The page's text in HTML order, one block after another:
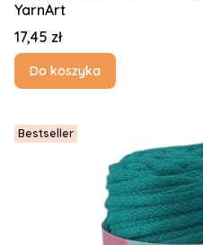
YarnArt
Cena
17,45 zł
Do koszyka
Bestseller